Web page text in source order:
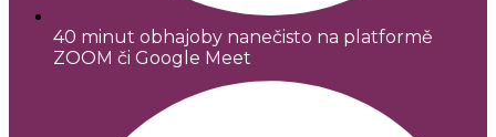
40 minut obhajoby nanečisto na platformě
ZOOM či Google Meet